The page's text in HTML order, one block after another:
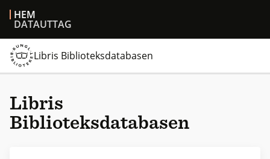
HEM
DATAUTTAG
Libris Biblioteksdatabasen
Libris
Biblioteksdatabasen